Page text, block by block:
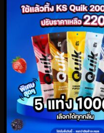
หน้าหลัก
สินค้า
Kardinal Stick
KS Kurve
KS Quik
KS Lumina
KS Kurve Lite
KS Xense
Relx Infinity Plus
Relx Zero